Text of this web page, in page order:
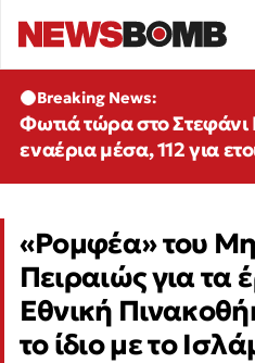
Breaking News:
Φωτιά τώρα στο Στεφάνι
εναέρια μέσα, 112 για
«Ρομφέα» του
Πειραιώς για τα
Εθνική
το ίδιο με το